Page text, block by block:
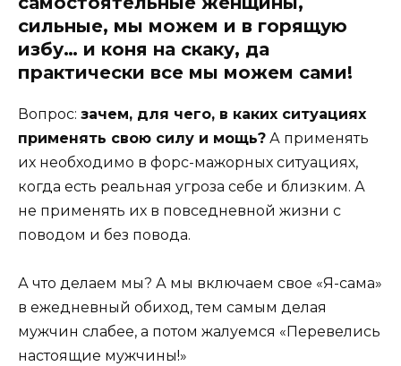
сильные, мы можем и в горящую
избу… и коня на скаку, да
практически все мы можем сами!
Вопрос: зачем, для чего, в каких ситуациях
применять свою силу и мощь? А применять
их необходимо в форс-мажорных ситуациях,
когда есть реальная угроза себе и близким. А
не применять их в повседневной жизни с
поводом и без повода.
А что делаем мы? А мы включаем свое «Я-сама»
в ежедневный обиход, тем самым делая
мужчин слабее, а потом жалуемся «Перевелись
настоящие мужчины!»